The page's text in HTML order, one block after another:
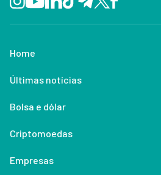
Home
Últimas notícias
Bolsa e dólar
Criptomoedas
Empresas